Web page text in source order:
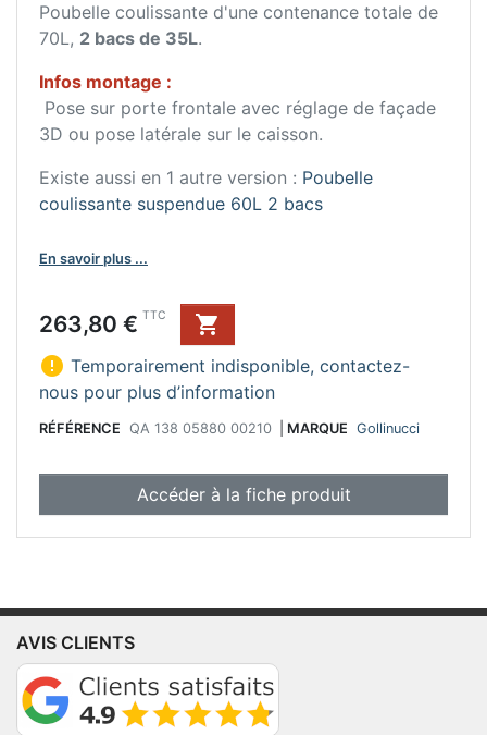
Poubelle coulissante d'une contenance totale de
70L, 2 bacs de 35L.
Infos montage :
Pose sur porte frontale avec réglage de façade
3D ou pose latérale sur le caisson.
Existe aussi en 1 autre version : Poubelle
coulissante suspendue 60L 2 bacs
En savoir plus ...
Prix
263,80 € TTC

 Temporairement indisponible, contactez-
nous pour plus d’information
RÉFÉRENCE QA 138 05880 00210 MARQUE Gollinucci
Accéder à la fiche produit
AVIS CLIENTS